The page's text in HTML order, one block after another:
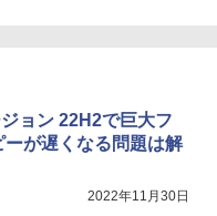
イト、最大8週間持続バッ
Scribe Colorsoft |
機能搭載、明るさ自動調
イト、プレミアムペン付
ョン 22H2で巨大フ
ーが遅くなる問題は解
2022年11月30日